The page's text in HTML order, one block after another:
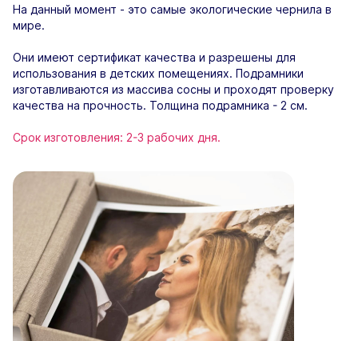
На данный момент - это самые экологические чернила в
мире.
Они имеют сертификат качества и разрешены для
использования в детских помещениях. Подрамники
изготавливаются из массива сосны и проходят проверку
качества на прочность. Толщина подрамника - 2 см.
Срок изготовления: 2-3 рабочих дня.